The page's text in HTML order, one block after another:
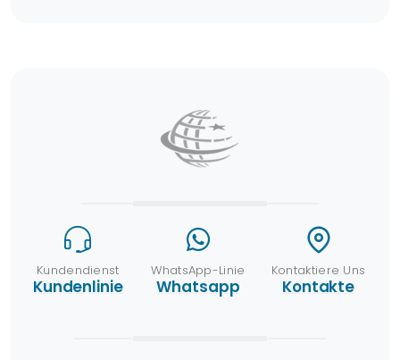
Kundendienst
Kundenlinie
WhatsApp-Linie
Whatsapp
Kontaktiere Uns
Kontakte